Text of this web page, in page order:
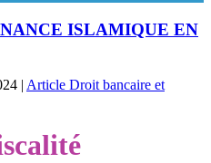
ISLAMIQUE EN
| Article Droit bancaire et